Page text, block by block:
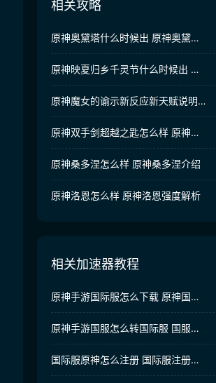
相关攻略
原神奥黛塔什么时候出 原神奥黛塔抽取建议
原神映夏归乡千灵节什么时候出 原神千灵节活动前瞻
原神魔女的谕示新反应新天赋说明 原神魔女的谕示新反应新天赋有哪些
原神双手剑超越之匙怎么样 原神双手剑超越之匙介绍
原神桑多涅怎么样 原神桑多涅介绍
原神洛恩怎么样 原神洛恩强度解析
相关加速器教程
原神手游国际服怎么下载 原神国际服下载方法
原神手游国服怎么转国际服 国服转国际服方法介绍
国际服原神怎么注册 国际服注册教程分享